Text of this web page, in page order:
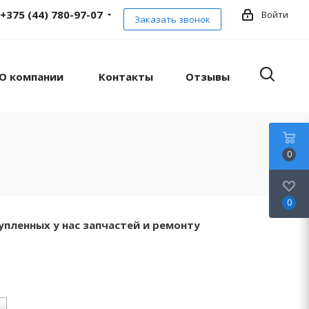
Войти
+375 (44) 780-97-07 Заказать звонок
компании Контакты Отзывы
у нас запчастей и ремонту
0
0